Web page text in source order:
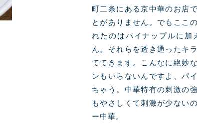
町二条にある京中華のお店
とがありません。でもここ
れたのはパイナップルに加
ん。それらを透き通ったキ
ててきます。こんなに絶妙
ンもいらないんですよ、パ
ちゃう。中華特有の刺激の
もやさしくて刺激が少ない
ー中華。